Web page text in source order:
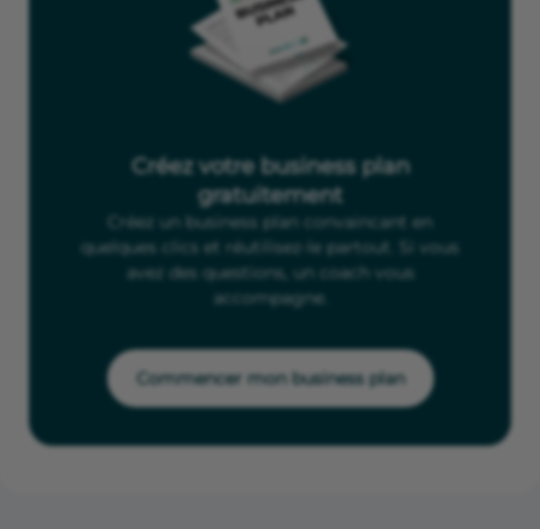
Créez votre business plan
gratuitement
Créez un business plan convaincant en
quelques clics et réutilisez-le partout. Si vous
avez des questions, un coach vous
accompagne.
Commencer mon business plan